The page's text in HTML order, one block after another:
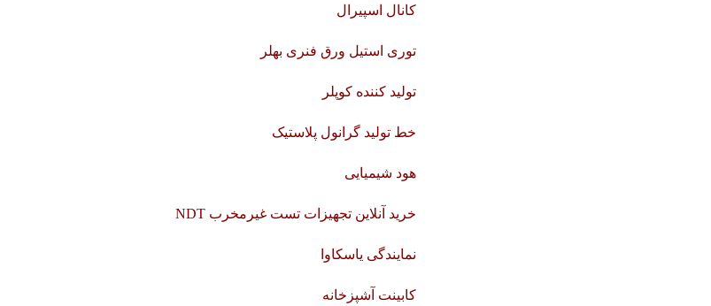
کانال اسپیرال
توری استیل ورق فنری بهلر
تولید کننده کوپلر
خط تولید گرانول پلاستیک
هود شیمیایی
خرید آنلاین تجهیزات تست غیرمخرب NDT
نمایندگی یاسکاوا
کابینت آشپزخانه